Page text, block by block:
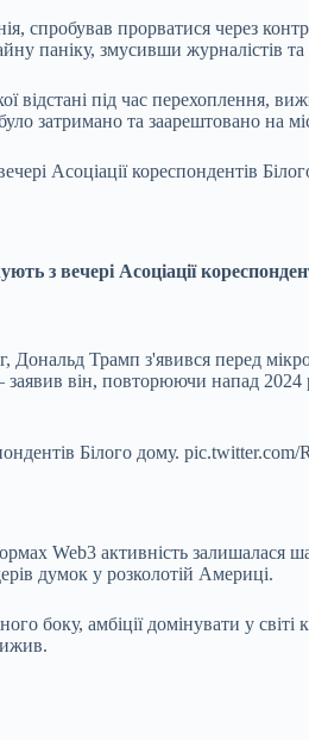
спробував прорватися через
паніку, змусивши журналістів та
відстані під час перехоплення,
затримано та заарештовано на
Асоціації кореспондентів
з вечері Асоціації
Дональд Трамп з'явився перед
він, повторюючи напад
Білого дому.
Web3 активність
думок у розколотій Америці.
боку, амбіції домінувати у